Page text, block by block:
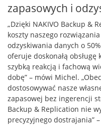
zapasowych i
„Dzięki NAKIVO Backup &
koszty naszego
odzyskiwania danych o
oferuje doskonałą
szybką reakcją i fachową
dobę” – mówi Michel.
dostosowywać nasze
zapasowej bez ingerencji
Backup & Replication nie
precyzyjnego dostrajania”